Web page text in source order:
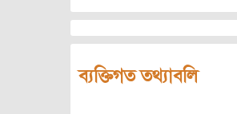
ব্যক্তিগত তথ্যাবলি